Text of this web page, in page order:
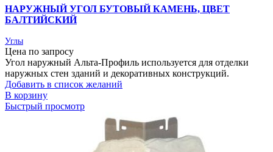
НАРУЖНЫЙ УГОЛ БУТОВЫЙ КАМЕНЬ, ЦВЕТ
БАЛТИЙСКИЙ
Углы
Цена по запросу
Угол наружный Альта-Профиль используется для отделки
наружных стен зданий и декоративных конструкций.
Добавить в список желаний
В корзину
Быстрый просмотр